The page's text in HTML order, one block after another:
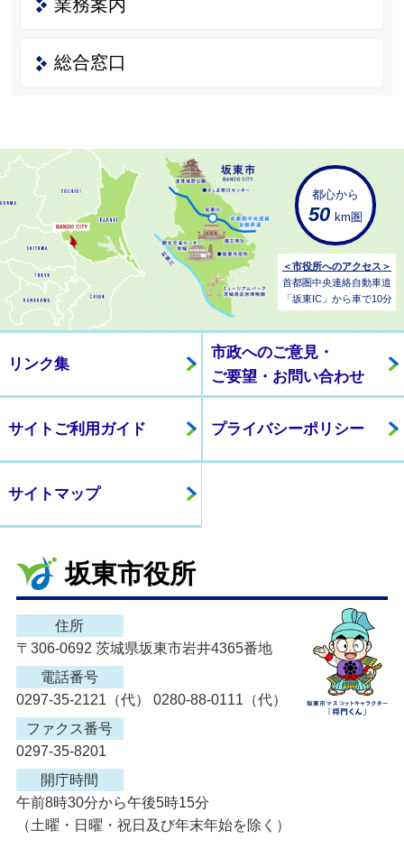
業務案内
総合窓口
都心から
50 km圏
＜市役所へのアクセス＞
首都圏中央連絡自動車道
「坂東IC」から車で10分
リンク集
市政へのご意見・
ご要望・お問い合わせ
サイトご利用ガイド プライバシーポリシー
サイトマップ
坂東市役所
住所
〒306-0692 茨城県坂東市岩井4365番地
電話番号
0297-35-2121（代） 0280-88-0111（代）
ファクス番号
0297-35-8201
開庁時間
午前8時30分から午後5時15分
（土曜・日曜・祝日及び年末年始を除く）